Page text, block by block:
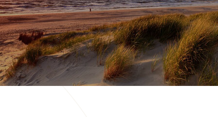
Home
Diensten
Rouwberichten
Over ons
Bloemen
Familieruimte
Livestreams
Veelgestelde vragen